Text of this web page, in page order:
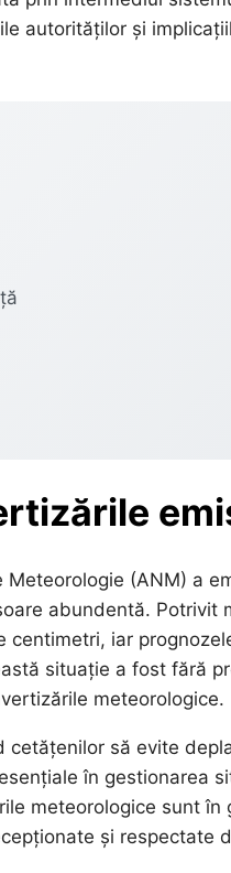
autorităților și
(ANM) a
abundentă. Potrivit
iar
situație a fost fără
meteorologice.
să evite
în gestionarea
meteorologice sunt în
și respectate